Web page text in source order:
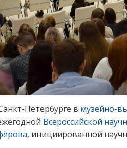
Петербурге в музейно-
Всероссийской
, инициированной